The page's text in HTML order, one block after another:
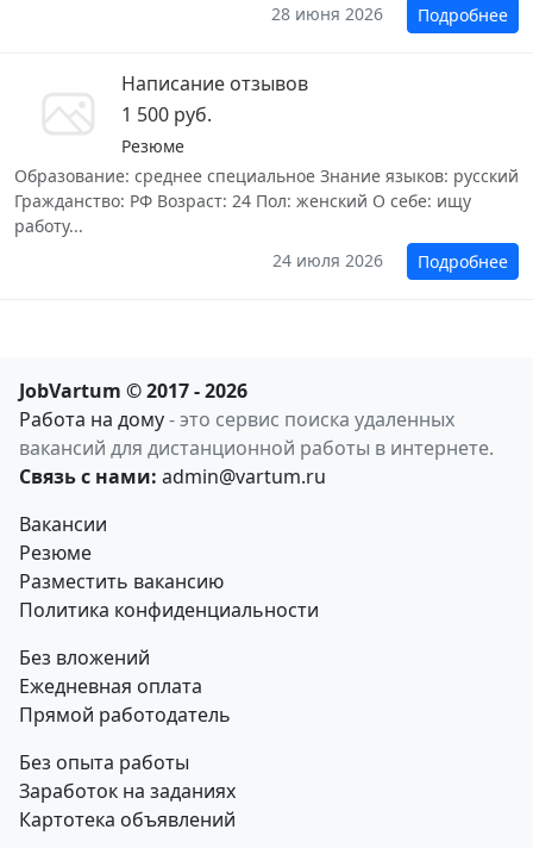
28 июня 2026
Подробнее
Написание отзывов
1 500 руб.
Резюме
Образование: среднее специальное Знание языков: русский
Гражданство: РФ Возраст: 24 Пол: женский О себе: ищу
работу...
24 июля 2026
Подробнее
JobVartum © 2017 - 2026
Работа на дому- это сервис поиска удаленных
вакансий для дистанционной работы в интернете.
Связь с нами: admin@vartum.ru
Вакансии
Резюме
Разместить вакансию
Политика конфиденциальности
Без вложений
Ежедневная оплата
Прямой работодатель
Без опыта работы
Заработок на заданиях
Картотека объявлений